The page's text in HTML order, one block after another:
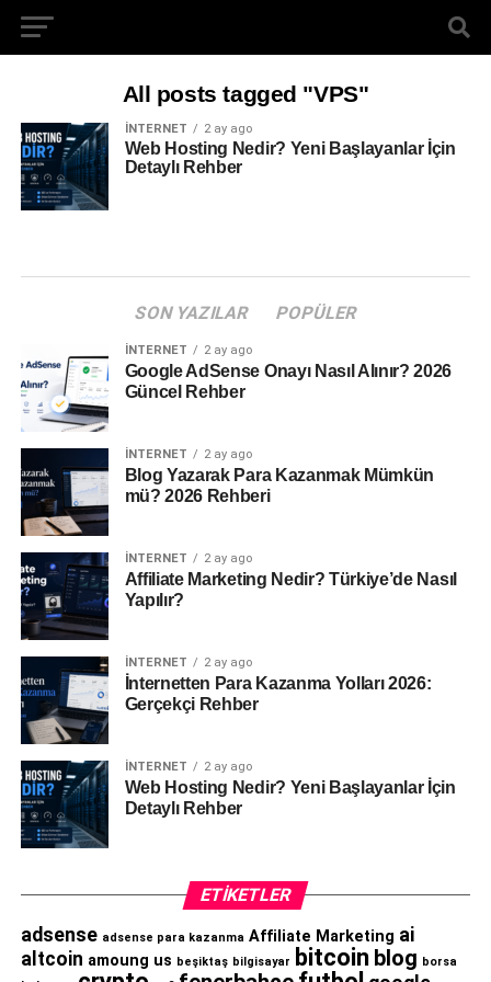
All posts tagged "VPS"
İNTERNET 2 ay ago
Web Hosting Nedir? Yeni Başlayanlar İçin
Detaylı Rehber
SON YAZILAR POPÜLER
İNTERNET 2 ay ago
Google AdSense Onayı Nasıl Alınır? 2026
Güncel Rehber
İNTERNET 2 ay ago
Blog Yazarak Para Kazanmak Mümkün
mü? 2026 Rehberi
İNTERNET 2 ay ago
Affiliate Marketing Nedir? Türkiye’de Nasıl
Yapılır?
İNTERNET 2 ay ago
İnternetten Para Kazanma Yolları 2026:
Gerçekçi Rehber
İNTERNET 2 ay ago
Web Hosting Nedir? Yeni Başlayanlar İçin
Detaylı Rehber
ETIKETLER
adsense adsense para kazanma Affiliate Marketing ai
altcoin amoung us beşiktaş bilgisayar bitcoin blog borsa